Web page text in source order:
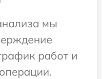
мы
работ и